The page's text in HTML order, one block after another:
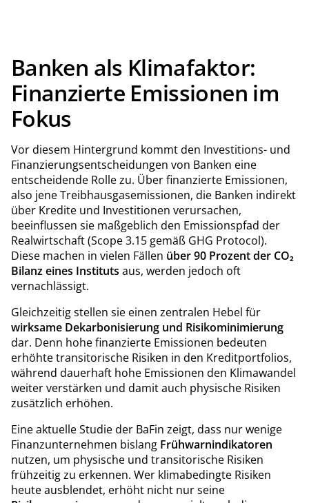
Banken als Klimafaktor:
Finanzierte Emissionen im
Fokus
Vor diesem Hintergrund kommt den Investitions- und
Finanzierungsentscheidungen von Banken eine
entscheidende Rolle zu. Über finanzierte Emissionen,
also jene Treibhausgasemissionen, die Banken indirekt
über Kredite und Investitionen verursachen,
beeinflussen sie maßgeblich den Emissionspfad der
Realwirtschaft (Scope 3.15 gemäß GHG Protocol).
Diese machen in vielen Fällen über 90 Prozent der CO₂
Bilanz eines Instituts aus, werden jedoch oft
vernachlässigt.
Gleichzeitig stellen sie einen zentralen Hebel für
wirksame Dekarbonisierung und Risikominimierung
dar. Denn hohe finanzierte Emissionen bedeuten
erhöhte transitorische Risiken in den Kreditportfolios,
während dauerhaft hohe Emissionen den Klimawandel
weiter verstärken und damit auch physische Risiken
zusätzlich erhöhen.
Eine aktuelle Studie der BaFin zeigt, dass nur wenige
Finanzunternehmen bislang Frühwarnindikatoren
nutzen, um physische und transitorische Risiken
frühzeitig zu erkennen. Wer klimabedingte Risiken
heute ausblendet, erhöht nicht nur seine